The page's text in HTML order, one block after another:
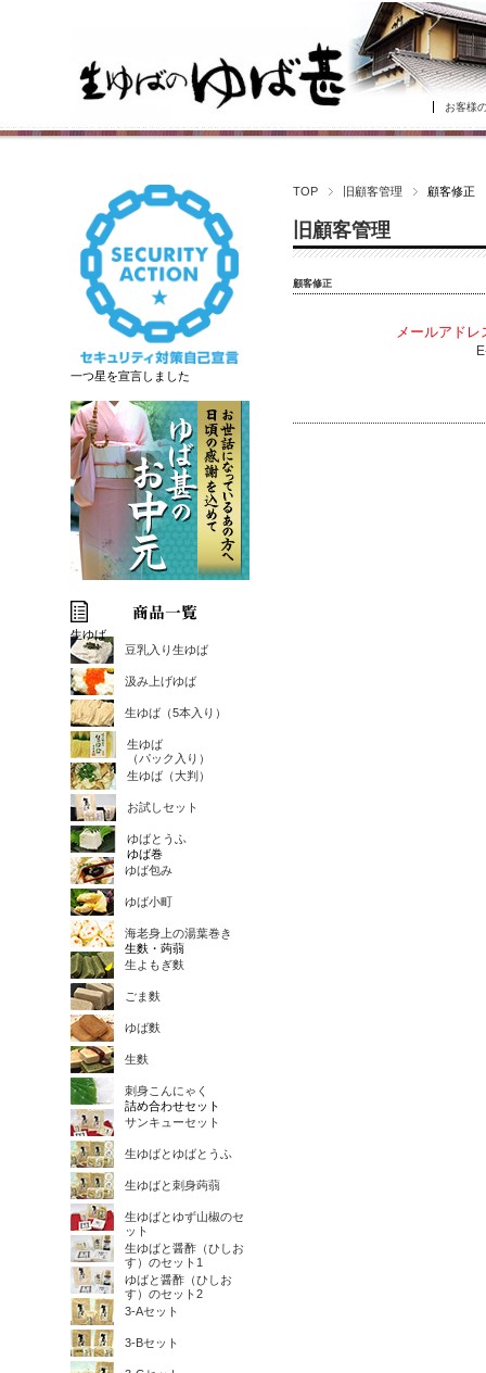
お客様
TOP 旧顧客管理 顧客修正
旧顧客管理
顧客修正
メールアド
一つ星を宣言しました
生ゆば
豆乳入り生ゆば
汲み上げゆば
生ゆば（5本入り）
生ゆば
（パック入り）
生ゆば（大判）
お試しセット
ゆばとうふ
ゆば巻
ゆば包み
ゆば小町
海老身上の湯葉巻き
生麩・蒟蒻
生よもぎ麩
ごま麩
ゆば麩
生麩
刺身こんにゃく
詰め合わせセット
サンキューセット
生ゆばとゆばとうふ
生ゆばと刺身蒟蒻
生ゆばとゆず山椒のセ
ット
生ゆばと醤酢（ひしお
す）のセット1
ゆばと醤酢（ひしお
す）のセット2
3-Aセット
3-Bセット